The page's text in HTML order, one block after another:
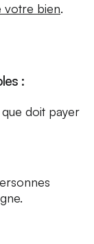
votre bien.
:
doit payer